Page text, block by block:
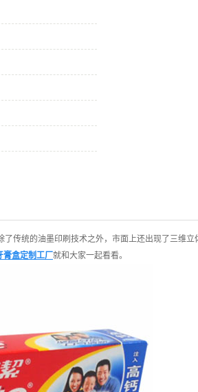
传统的油墨印刷技术之外，市面上还出现了三维立
膏盒定制工厂 就和大家一起看看。